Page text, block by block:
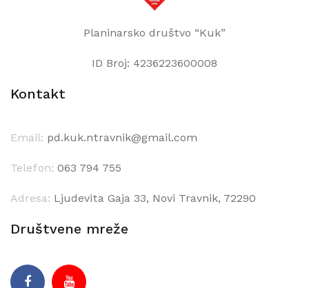
Planinarsko društvo “Kuk”
ID Broj: 4236223600008
Kontakt
Email: pd.kuk.ntravnik@gmail.com
Telefon: 063 794 755
Adresa: Ljudevita Gaja 33, Novi Travnik, 72290
Društvene mreže